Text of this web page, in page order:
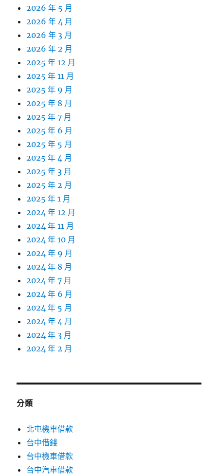
2026 年 5 月
2026 年 4 月
2026 年 3 月
2026 年 2 月
2025 年 12 月
2025 年 11 月
2025 年 9 月
2025 年 8 月
2025 年 7 月
2025 年 6 月
2025 年 5 月
2025 年 4 月
2025 年 3 月
2025 年 2 月
2025 年 1 月
2024 年 12 月
2024 年 11 月
2024 年 10 月
2024 年 9 月
2024 年 8 月
2024 年 7 月
2024 年 6 月
2024 年 5 月
2024 年 4 月
2024 年 3 月
2024 年 2 月
分類
北屯機車借款
台中借錢
台中機車借款
台中汽車借款